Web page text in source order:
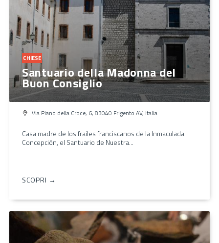
CHIESE
Santuario della Madonna del
Buon Consiglio
Via Piano della Croce, 6, 83040 Frigento AV, Italia
Casa madre de los frailes franciscanos de la Inmaculada
Concepción, el Santuario de Nuestra...
SCOPRI →